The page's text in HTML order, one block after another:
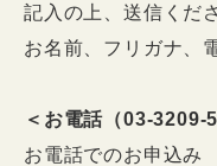
記入の上、送信くだ
お名前、フリガナ、
＜お電話（03-3209-
お電話でのお申込